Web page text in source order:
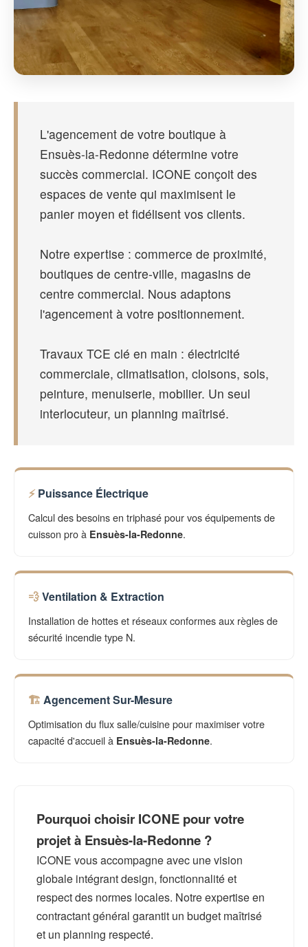
L'agencement de votre boutique à
Ensuès-la-Redonne détermine votre
succès commercial. ICONE conçoit des
espaces de vente qui maximisent le
panier moyen et fidélisent vos clients.
Notre expertise : commerce de proximité,
boutiques de centre-ville, magasins de
centre commercial. Nous adaptons
l'agencement à votre positionnement.
Travaux TCE clé en main : électricité
commerciale, climatisation, cloisons, sols,
peinture, menuiserie, mobilier. Un seul
interlocuteur, un planning maîtrisé.
Puissance Électrique
Calcul des besoins en triphasé pour vos équipements de
cuisson pro à Ensuès-la-Redonne.
Ventilation & Extraction
Installation de hottes et réseaux conformes aux règles de
sécurité incendie type N.
Agencement Sur-Mesure
Optimisation du flux salle/cuisine pour maximiser votre
capacité d'accueil à Ensuès-la-Redonne.
Pourquoi choisir ICONE pour votre
projet à Ensuès-la-Redonne ?
ICONE vous accompagne avec une vision
globale intégrant design, fonctionnalité et
respect des normes locales. Notre expertise en
contractant général garantit un budget maîtrisé
et un planning respecté.